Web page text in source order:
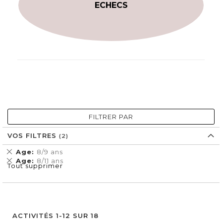
ECHECS
ACTIVITÉS 1-12 SUR 18
FILTRER PAR
VOS FILTRES
Age 8/9 ans
Supprimer
cet
Élément
Age 8/11 ans
Supprimer
cet
Tout supprimer